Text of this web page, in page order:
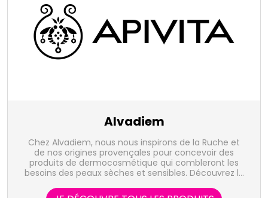
Alvadiem
Chez Alvadiem, nous nous inspirons de la Ruche et
de nos origines provençales pour concevoir des
produits de dermocosmétique qui combleront les
besoins des peaux sèches et sensibles. Découvrez le
gelée royale, nourrissant du squalane, anti-